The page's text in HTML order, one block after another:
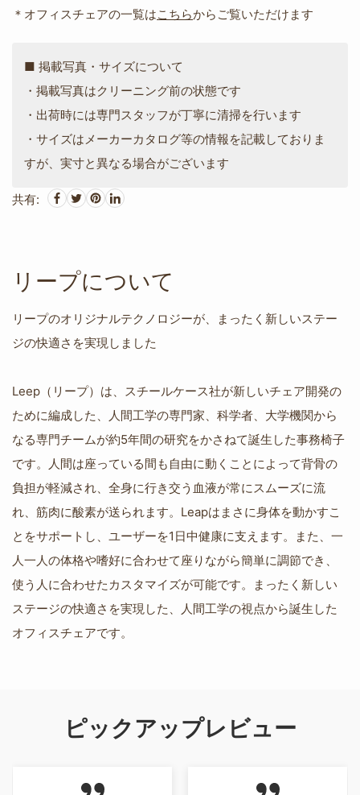
＊オフィスチェアの一覧はこちらからご覧いただけます
■ 掲載写真・サイズについて
・掲載写真はクリーニング前の状態です
・出荷時には専門スタッフが丁寧に清掃を行います
・サイズはメーカーカタログ等の情報を記載しておりま
すが、実寸と異なる場合がございます
共有:
リープについて
リープのオリジナルテクノロジーが、まったく新しいステー
ジの快適さを実現しました
Leep（リープ）は、スチールケース社が新しいチェア開発の
ために編成した、人間工学の専門家、科学者、大学機関から
なる専門チームが約5年間の研究をかさねて誕生した事務椅子
です。人間は座っている間も自由に動くことによって背骨の
負担が軽減され、全身に行き交う血液が常にスムーズに流
れ、筋肉に酸素が送られます。Leapはまさに身体を動かすこ
とをサポートし、ユーザーを1日中健康に支えます。また、一
人一人の体格や嗜好に合わせて座りながら簡単に調節でき、
使う人に合わせたカスタマイズが可能です。まったく新しい
ステージの快適さを実現した、人間工学の視点から誕生した
オフィスチェアです。
ピックアップレビュー